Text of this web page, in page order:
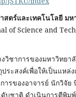
สตร์และเทคโนโลยี มห
of Science and
าการของมหาวิทยาลั
ระสงค์เพื่อให้เป็นแหล่
ารของอาจารย์ นักวิจัย
บชาติ ดําเนินการตีพิม